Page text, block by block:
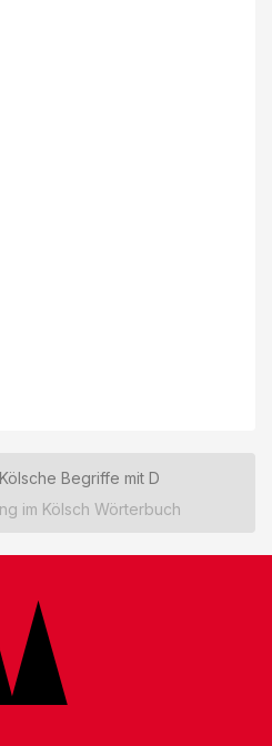
Kölsche Begriffe mit D
im Kölsch Wörterbuch